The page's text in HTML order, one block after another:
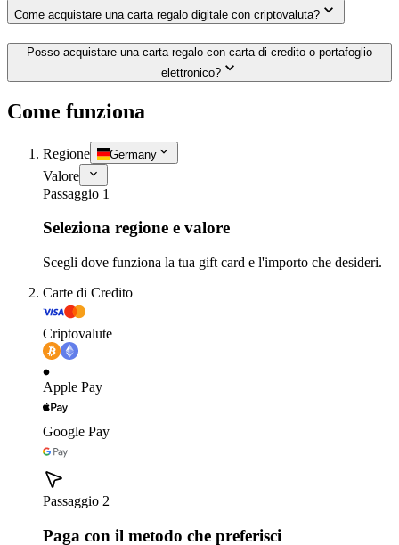
Come acquistare una carta regalo digitale con criptovaluta?
Posso acquistare una carta regalo con carta di credito o portafoglio
elettronico?
Come funziona
Regione Germany
Valore
Passaggio 1
Seleziona regione e valore
Scegli dove funziona la tua gift card e l'importo che desideri.
Carte di Credito
Criptovalute
Apple Pay
Google Pay
Passaggio 2
Paga con il metodo che preferisci